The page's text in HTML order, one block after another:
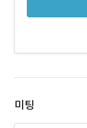
미팅